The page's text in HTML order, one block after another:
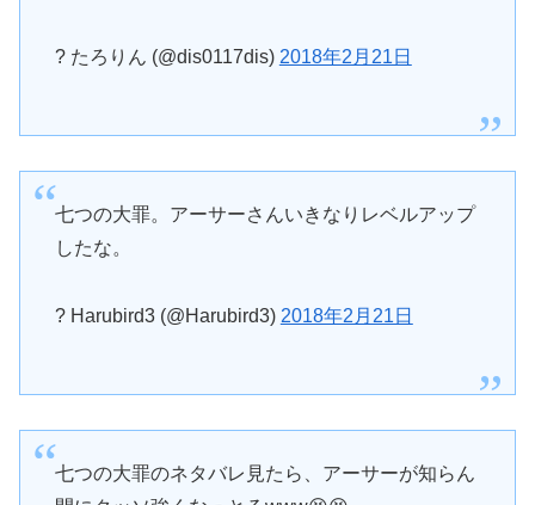
? たろりん (@dis0117dis) 2018年2月21日
七つの大罪。アーサーさんいきなりレベルアップ
したな。
? Harubird3 (@Harubird3) 2018年2月21日
七つの大罪のネタバレ見たら、アーサーが知らん